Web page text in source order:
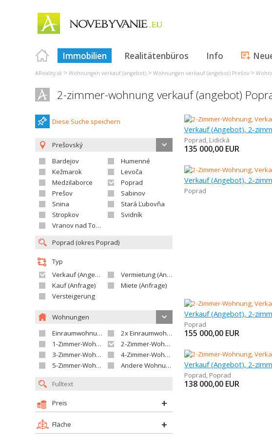
Immobilien Realitätenbüros Info
AReality.sk > Wohnungen verkauf (angebot) > Wohnungen verkauf (angebot) Prešov >
2-zimmer-wohnung verkauf (angebot)
Diese Suche speichern
Prešovský
Bardejov
Humenné
Kežmarok
Levoča
Medzilaborce
Poprad
Prešov
Sabinov
Snina
Stará Ľubovňa
Stropkov
Svidník
Vranov nad Topľou
Typ
Verkauf (Angebot)
Vermietung (Angebot)
Kauf (Anfrage)
Miete (Anfrage)
Versteigerung
Wohnungen
Einraumwohnung
2x Einraumwohnung
1-Zimmer-Wohnung
2-Zimmer-Wohnung
3-Zimmer-Wohnung
4-Zimmer-Wohnung
5-Zimmer-Wohnung und größer
Andere Wohnung
Preis
Fläche
Poprad, Lidická
135 000,00 EUR
Poprad
Poprad
155 000,00 EUR
Poprad, Poprad
138 000,00 EUR